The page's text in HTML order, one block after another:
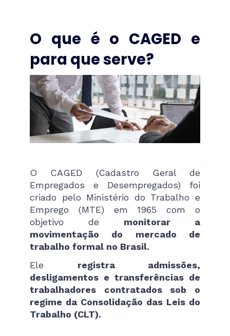
O que é o CAGED e
para que serve?
O CAGED (Cadastro Geral de
Empregados e Desempregados) foi
criado pelo Ministério do Trabalho e
Emprego (MTE) em 1965 com o
objetivo de monitorar a
movimentação do mercado de
trabalho formal no Brasil.
Ele registra admissões,
desligamentos e transferências de
trabalhadores contratados sob o
regime da Consolidação das Leis do
Trabalho (CLT).